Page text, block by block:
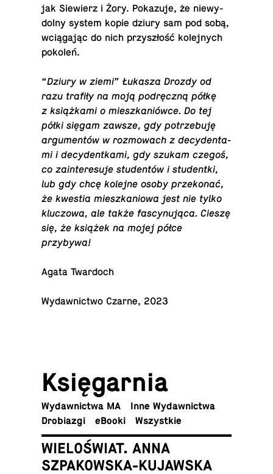
jak Sie­wierz i Żory. Po­ka­zu­je, że nie­wy­
dol­ny system kopie dziury sam pod sobą,
wcią­ga­jąc do nich przy­szłość ko­lej­nych
pokoleń.
“Dziury w ziemi” Łukasza Drozdy od
razu trafiły na moją pod­ręcz­ną półkę
z książ­ka­mi o miesz­ka­niów­ce. Do tej
półki sięgam zawsze, gdy po­trze­bu­ję
ar­gu­men­tów w roz­mo­wach z de­cy­den­ta­
mi i de­cy­dent­ka­mi, gdy szukam czegoś,
co za­in­te­re­su­je stu­den­tów i stu­dent­ki,
lub gdy chcę kolejne osoby prze­ko­nać,
że kwestia miesz­ka­nio­wa jest nie tylko
klu­czo­wa, ale także fa­scy­nu­ją­ca. Cieszę
się, że książek na mojej półce
przybywa!
Agata Twardoch
Wy­daw­nic­two Czarne, 2023
Księ­gar­nia
Wy­daw­nic­twa MA
Inne Wydawnictwa
Dro­bia­zgi
eBooki Wszyst­kie
WIELOŚWIAT. ANNA
SZPAKOWSKA-KUJAWSKA